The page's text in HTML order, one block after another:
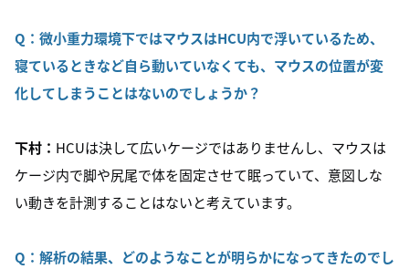
Q： 微小重力環境下ではマウスはHCU内で浮いているため、
寝ているときなど自ら動いていなくても、マウスの位置が変
化してしまうことはないのでしょうか？
下村： HCUは決して広いケージではありませんし、マウスは
ケージ内で脚や尻尾で体を固定させて眠っていて、意図しな
い動きを計測することはないと考えています。
Q： 解析の結果、どのようなことが明らかになってきたのでし